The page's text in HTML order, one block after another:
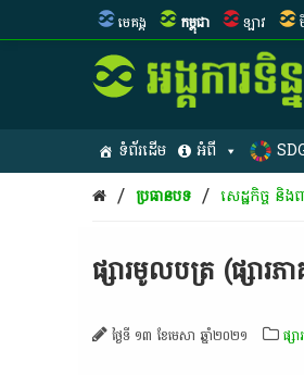
មេគង្គ កម្ពុជា ឡាវ
ទំព័រដើម អំពី
/ ប្រធានបទ / សេដ្ឋកិច្ច និង
ផ្សារមូលបត្រ (ផ្សារ
ថ្ងៃទី ១៣ ខែមេសា ឆ្នាំ២០២១ ផ្ស